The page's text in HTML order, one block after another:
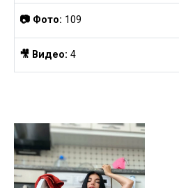
📷 Фото: 109
🎥 Видео:4